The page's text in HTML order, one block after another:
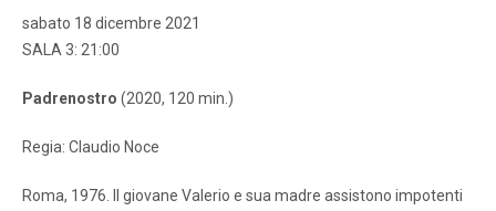
sabato 18 dicembre 2021
SALA 3: 21:00
Padrenostro (2020, 120 min.)
Regia: Claudio Noce
Roma, 1976. Il giovane Valerio e sua madre assistono impotenti